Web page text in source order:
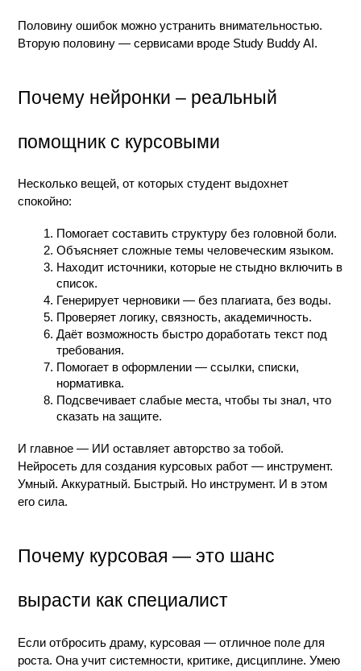
Половину ошибок можно устранить внимательностью.
Вторую половину — сервисами вроде Study Buddy AI.
Почему нейронки – реальный
помощник с курсовыми
Несколько вещей, от которых студент выдохнет
спокойно:
Помогает составить структуру без головной боли.
Объясняет сложные темы человеческим языком.
Находит источники, которые не стыдно включить в
список.
Генерирует черновики — без плагиата, без воды.
Проверяет логику, связность, академичность.
Даёт возможность быстро доработать текст под
требования.
Помогает в оформлении — ссылки, списки,
нормативка.
Подсвечивает слабые места, чтобы ты знал, что
сказать на защите.
И главное — ИИ оставляет авторство за тобой.
Нейросеть для создания курсовых работ — инструмент.
Умный. Аккуратный. Быстрый. Но инструмент. И в этом
его сила.
Почему курсовая — это шанс
вырасти как специалист
Если отбросить драму, курсовая — отличное поле для
роста. Она учит системности, критике, дисциплине. Умею